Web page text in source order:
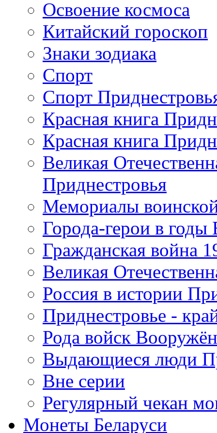
Освоение космоса
Китайский гороскоп
Знаки зодиака
Спорт
Спорт
Красная книга
Красная книга
Великая
Приднестровья
Мемориалы
Города-герои в
Гражданская война
Великая
Россия в истории
Приднестровье -
Рода войск
Выдающиеся люди
Вне серии
Регулярный чекан
Монеты Беларуси